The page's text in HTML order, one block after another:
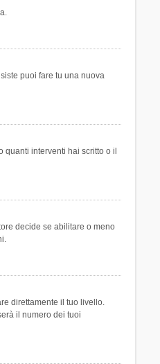
puoi fare tu una nuova
quanti interventi hai scritto o il
decide se abilitare o meno
direttamente il tuo livello.
il numero dei tuoi